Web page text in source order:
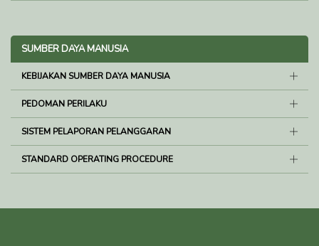
SUMBER DAYA MANUSIA
KEBIJAKAN SUMBER DAYA MANUSIA
PEDOMAN PERILAKU
SISTEM PELAPORAN PELANGGARAN
STANDARD OPERATING PROCEDURE